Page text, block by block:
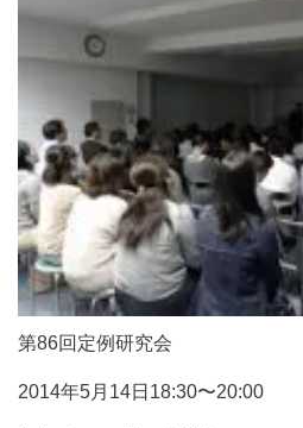
第86回定例研究会
2014年5月14日18:30〜20:00